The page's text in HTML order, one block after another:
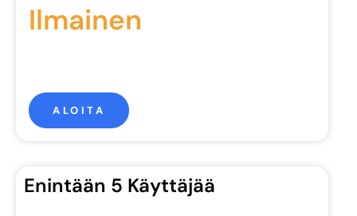
Ilmainen
ALOITA
Enintään 5 Käyttäjää